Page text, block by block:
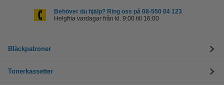
Behöver du hjälp? Ring oss på 08-550 04 123
Helgfria vardagar från kl. 9:00 till 16:00
Bläckpatroner
Tonerkassetter